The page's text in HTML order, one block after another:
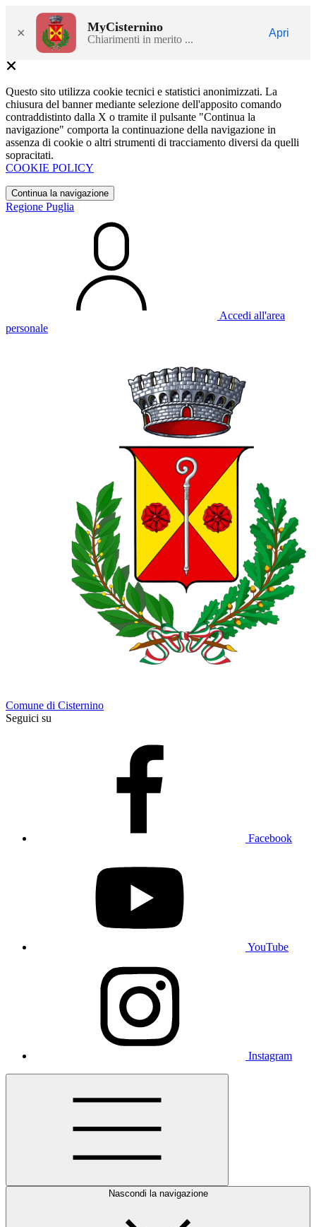
× MyCisternino
Chiarimenti in merito ...
Apri
Questo sito utilizza cookie tecnici e statistici anonimizzati. La
chiusura del banner mediante selezione dell'apposito comando
contraddistinto dalla X o tramite il pulsante "Continua la
navigazione" comporta la continuazione della navigazione in
assenza di cookie o altri strumenti di tracciamento diversi da quelli
sopracitati.
COOKIE POLICY
Continua la navigazione
Regione Puglia
Accedi all'area
personale
Comune di Cisternino
Seguici su
Facebook
YouTube
Instagram
Nascondi la navigazione